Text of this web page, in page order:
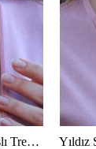
Damla Model Gold Kaplama Zirkon Taşlı Trend Kolye